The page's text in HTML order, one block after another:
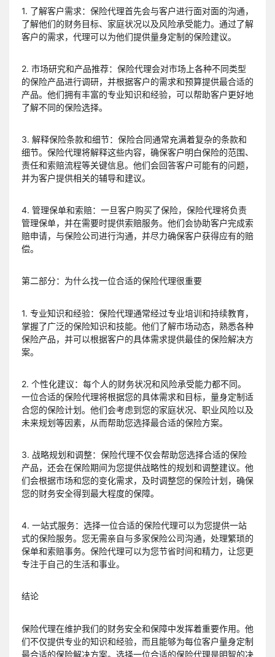
1. 了解客户需求：保险代理首先会与客户进行面对面的沟通，
了解他们的财务目标、家庭状况以及风险承受能力。通过了解
客户的需求，代理可以为他们提供量身定制的保险建议。
2. 市场研究和产品推荐：保险代理会对市场上各种不同类型
的保险产品进行调研，并根据客户的需求和预算提供最合适的
产品。他们拥有丰富的专业知识和经验，可以帮助客户更好地
了解不同的保险选择。
3. 解释保险条款和细节：保险合同通常充满着复杂的条款和
细节。保险代理将解释这些内容，确保客户明白保险的范围、
责任和索赔流程等关键信息。他们会回答客户可能有的问题，
并为客户提供相关的辅导和建议。
4. 管理保单和索赔：一旦客户购买了保险，保险代理将负责
管理保单，并在需要时提供索赔服务。他们会协助客户完成索
赔申请，与保险公司进行沟通，并尽力确保客户获得应有的赔
偿。
第二部分：为什么找一位合适的保险代理很重要
1. 专业知识和经验：保险代理通常经过专业培训和持续教育，
掌握了广泛的保险知识和技能。他们了解市场动态，熟悉各种
保险产品，并可以根据客户的具体需求提供最佳的保险解决方
案。
2. 个性化建议：每个人的财务状况和风险承受能力都不同。
一位合适的保险代理将根据您的具体需求和目标，量身定制适
合您的保险计划。他们会考虑到您的家庭状况、职业风险以及
未来规划等因素，从而帮助您选择最合适的保险方案。
3. 战略规划和调整：保险代理不仅会帮助您选择合适的保险
产品，还会在保险期间为您提供战略性的规划和调整建议。他
们会根据市场和您的变化需求，及时调整您的保险计划，确保
您的财务安全得到最大程度的保障。
4. 一站式服务：选择一位合适的保险代理可以为您提供一站
式的保险服务。您无需亲自与多家保险公司沟通，处理繁琐的
保单和索赔事务。保险代理可以为您节省时间和精力，让您更
专注于自己的生活和事业。
结论
保险代理在维护我们的财务安全和保障中发挥着重要作用。他
们不仅提供专业的知识和经验，而且能够为每位客户量身定制
最合适的保险解决方案。选择一位合适的保险代理是明智的决